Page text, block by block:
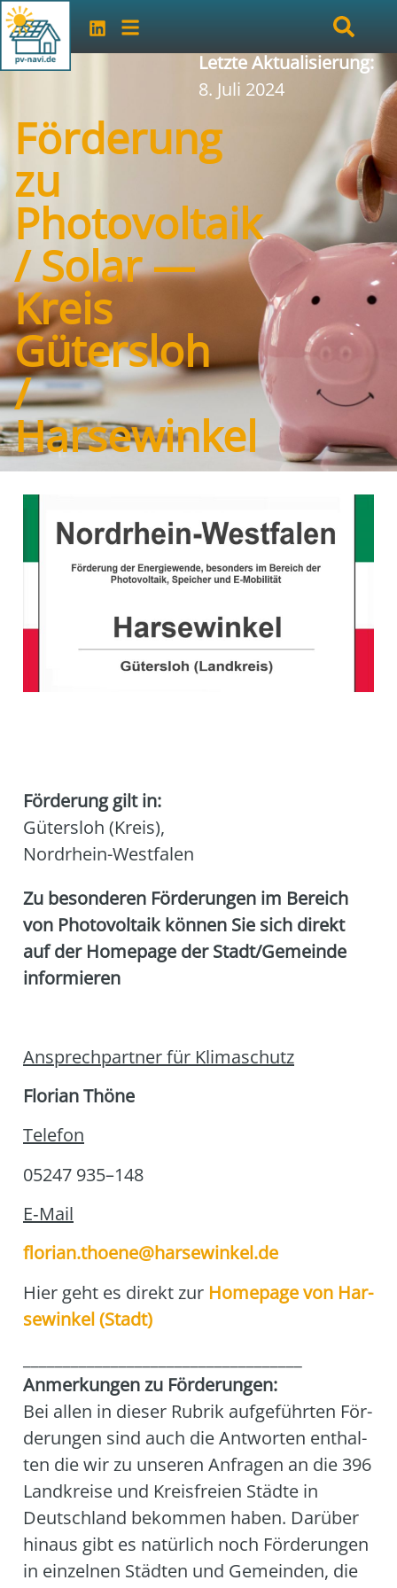
Förderung
zu
Photovoltaik
/ Solar —
Kreis
Gütersloh
/
Harsewinkel
Letzte Aktualisierung:
8. Juli 2024
Zu beson­de­ren För­de­run­gen im Bereich
von Pho­to­vol­ta­ik kön­nen Sie sich direkt
auf der Home­page der Stadt/Gemeinde
infor­mie­ren
Ansprech­part­ner für Kli­ma­schutz
Flo­ri­an Thö­ne
Tele­fon
05247 935–148
E‑Mail
florian.thoene@harsewinkel.de
Hier geht es direkt zur Home­page von Har­
se­win­kel (Stadt)
Anmer­kun­gen zu För­de­run­gen:
Bei allen in die­ser Rubrik auf­ge­führ­ten För­
de­run­gen sind auch die Ant­wor­ten ent­hal­
ten die wir zu unse­ren Anfra­gen an die 396
Land­krei­se und Kreis­frei­en Städ­te in
Deutsch­land bekom­men haben. Dar­über
hin­aus gibt es natür­lich noch För­de­run­gen
in ein­zel­nen Städ­ten und Gemein­den, die
Förderung gilt in:
Gütersloh (Kreis),
Nordrhein-Westfalen